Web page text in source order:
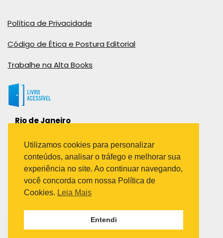
Política de Privacidade
Código de Ética e Postura Editorial
Trabalhe na Alta Books
Rio de Janeiro
Bairro Industrial do Jacaré
Rio de Janeiro – RJ – CEP: 20970-031
Telefone:
(21) 3278-8069
(21) 3995-7512
Avenida Paulista 1636 / sala 1407
Utilizamos cookies para personalizar
conteúdos, analisar o tráfego e melhorar sua
experiência no site. Ao continuar navegando,
você concorda com nossa Política de
Cookies. Leia Mais
Entendi